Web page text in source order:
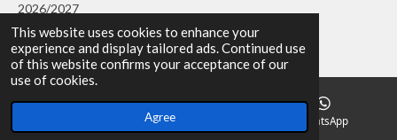
This website uses cookies to enhance your
experience and display tailored ads. Continued use
of this website confirms your acceptance of our
use of cookies.
Agree
2026/2027
WhatsApp